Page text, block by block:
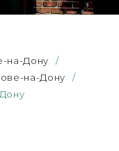
на-Дону
/
на-Дону
/